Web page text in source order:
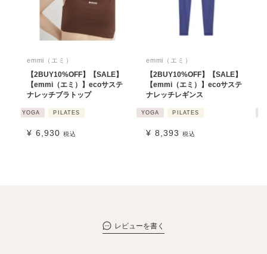
emmi（エミ）
【2BUY10%OFF】【SALE】
【emmi（エミ）】ecoサステ
ナレッチブラトップ
YOGA PILATES
¥ 6,930 税込
emmi（エミ）
【2BUY10%OFF】【SALE】
【emmi（エミ）】ecoサステ
ナレッチレギンス
YOGA PILATES
¥ 8,393 税込
レビューを書く